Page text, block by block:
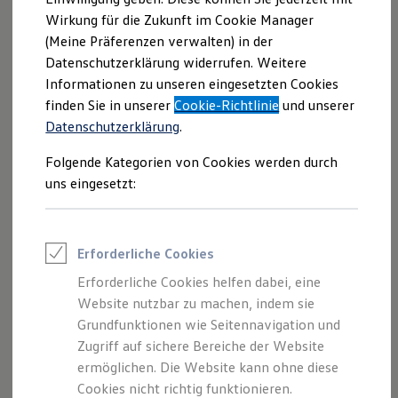
Großkunden
Kommunen & Behörden
Journalisten
Sportvereine
Branchenlösungen
Bau & Handwerk
Gewerbliche Personenbeförderung
Service & mobile Werkstätten
Kurier, Logistik & Handel
Feuerwehr
Rettungsdienste
ONE Business ID Vorteile
Fahrzeugsuche & Marktplatz
Digitaler Marktplatz
Kauf & Finanzierung
Online-Fahrzeugbewertung
Aktionen & Angebote
E-Auto-Förderung
Für Privatkunden
Für Gewerbekunden
Profi Paket
TopDeal
& Co. KG |
Impressum &
Rechtliches
Autohaus Rettenmeier GmbH & Co. KG
als verantwortliche Anbieterin von
Webseite speziell aufgeführt sind.
Impressum
Datenschutzerklärung
Wirkung für die Zukunft im Cookie Manager
(Meine Präferenzen verwalten) in der
Datenschutzerklärung widerrufen. Weitere
Informationen zu unseren eingesetzten Cookies
finden Sie in unsererCookie-Richtlinie und unserer
Datenschutzerklärung.
Folgende Kategorien von Cookies werden durch
uns eingesetzt:
Erforderliche Cookies
Erforderliche Cookies helfen dabei, eine
Website nutzbar zu machen, indem sie
Grundfunktionen wie Seitennavigation und
Zugriff auf sichere Bereiche der Website
ermöglichen. Die Website kann ohne diese
Cookies nicht richtig funktionieren.